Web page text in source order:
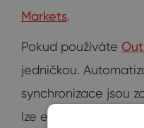
Markets.
Pokud používáte
jedničkou.
synchronizace jsou
lze eWay-CRM